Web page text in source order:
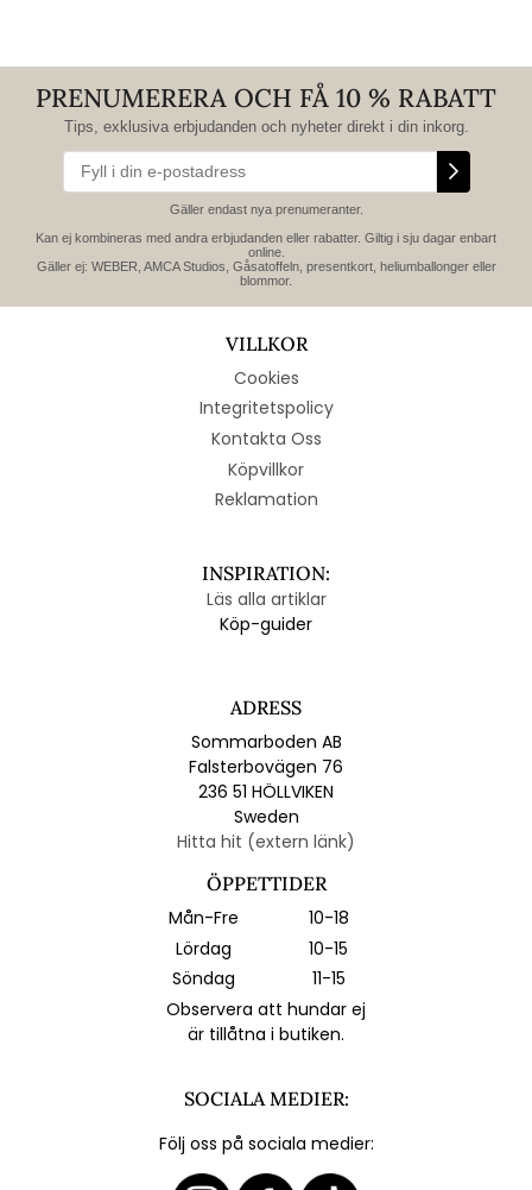
PRENUMERERA OCH FÅ 10 % RABATT
Tips, exklusiva erbjudanden och nyheter direkt i din inkorg.
Gäller endast nya prenumeranter.
Kan ej kombineras med andra erbjudanden eller rabatter. Giltig i sju dagar enbart
online.
Gäller ej: WEBER, AMCA Studios, Gåsatoffeln, presentkort, heliumballonger eller
blommor.
VILLKOR
Cookies
Integritetspolicy
Kontakta Oss
Köpvillkor
Reklamation
INSPIRATION:
Läs alla artiklar
Köp-guider
ADRESS
Sommarboden AB
Falsterbovägen 76
236 51 HÖLLVIKEN
Sweden
Hitta hit (extern länk)
ÖPPETTIDER
Mån-Fre
10-18
Lördag
10-15
Söndag
11-15
Observera att hundar ej
är tillåtna i butiken.
SOCIALA MEDIER:
Följ oss på sociala medier: